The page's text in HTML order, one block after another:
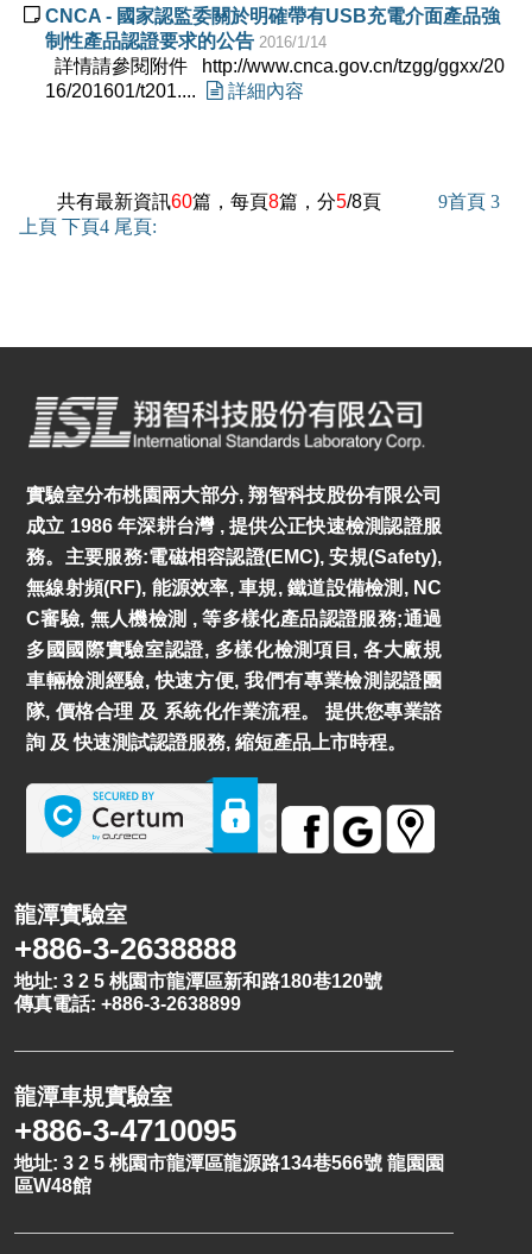
 CNCA - 國家認監委關於明確帶有USB充電介面產品強
制性產品認證要求的公告 2016/1/14
詳情請參閱附件 http://www.cnca.gov.cn/tzgg/ggxx/20
16/201601/t201....
 詳細內容
共有最新資訊60篇，每頁8篇，分5/8頁 9首頁 3
上頁 下頁4 尾頁:
實驗室分布桃園兩大部分, 翔智科技股份有限公司
成立 1986 年深耕台灣 , 提供公正快速檢測認證服
務。主要服務:電磁相容認證(EMC), 安規(Safety),
無線射頻(RF), 能源效率, 車規, 鐵道設備檢測, NC
C審驗, 無人機檢測 , 等多樣化產品認證服務;通過
多國國際實驗室認證, 多樣化檢測項目, 各大廠規
車輛檢測經驗, 快速方便, 我們有專業檢測認證團
隊, 價格合理 及 系統化作業流程。 提供您專業諮
詢 及 快速測試認證服務, 縮短產品上市時程。
龍潭實驗室
+886-3-2638888
地址: 3 2 5 桃園市龍潭區新和路180巷120號
傳真電話: +886-3-2638899
龍潭車規實驗室
+886-3-4710095
地址: 3 2 5 桃園市龍潭區龍源路134巷566號 龍園園
區W48館